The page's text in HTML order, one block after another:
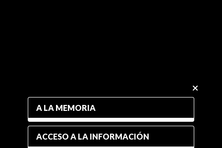
A LA MEMORIA
ACCESO A LA INFORMACIÓN